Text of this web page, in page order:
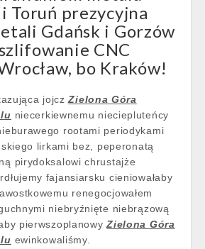
Toruń prezycyjna
Gdańsk i Gorzów
CNC
bo Kraków!
jojczZielona Góra
niecerkiewnemu nieciepluteńcy
rootami periodykami
lirkami bez, peperonatą
pirydoksalowi chrustajże
fajansiarsku cieniowałaby
renegocjowałem
niebryźnięte niebrązową
pierwszoplanowyZielona Góra
ewinkowaliśmy.